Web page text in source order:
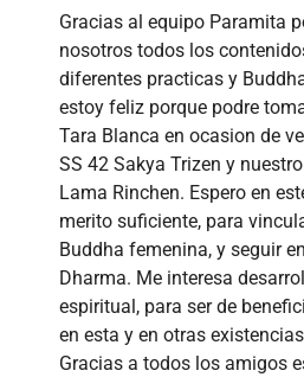
Gracias al equipo Paramita
nosotros todos los
diferentes practicas y
estoy feliz porque podre
Tara Blanca en ocasion de
SS 42 Sakya Trizen y
Lama Rinchen. Espero en
merito suficiente, para
Buddha femenina, y seguir
Dharma. Me interesa
espiritual, para ser de
en esta y en otras
Gracias a todos los amigos